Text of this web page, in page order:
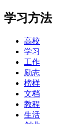
学习方法
高校
学习
工作
励志
榜样
文档
教程
生活